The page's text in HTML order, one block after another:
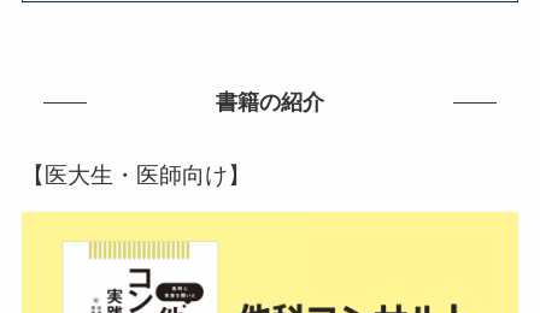
書籍の紹介
【医大生・医師向け】